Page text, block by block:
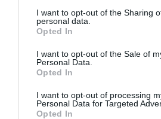
not limited to your visit or usage
grant or deny consent to Google and
use your data for below specified
consent section.
I want to opt-out of the Sharing
personal data.
Opted In
I want to opt-out of the Sale of
Personal Data.
Opted In
I want to opt-out of processing
Personal Data for Targeted
Opted In
TELJESEN